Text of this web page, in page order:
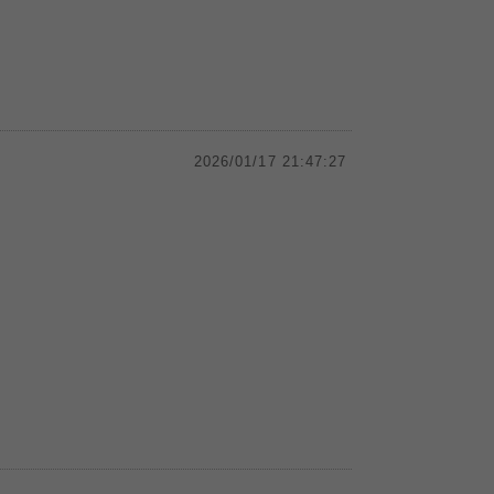
2026/01/17 21:47:27